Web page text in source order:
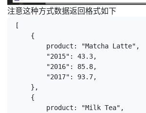
注意这种方式数据返回格式如下
[
{
product: "Matcha Latte",
"2015": 43.3,
"2016": 85.8,
"2017": 93.7,
},
{
product: "Milk Tea",